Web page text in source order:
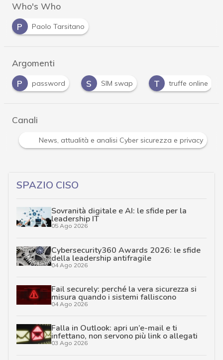
Who's Who
P
Paolo Tarsitano
Argomenti
P
password S SIM swap T truffe online
Canali
Attacchi hacker e Malware: le ultime news in tempo
SPAZIO CISO
Sovranità digitale e AI: le sfide per la
leadership IT
05 Ago 2026
Cybersecurity360 Awards 2026: le sfide
della leadership antifragile
04 Ago 2026
Fail securely: perché la vera sicurezza si
misura quando i sistemi falliscono
04 Ago 2026
Falla in Outlook: apri un’e-mail e ti
infettano, non servono più link o allegati
03 Ago 2026